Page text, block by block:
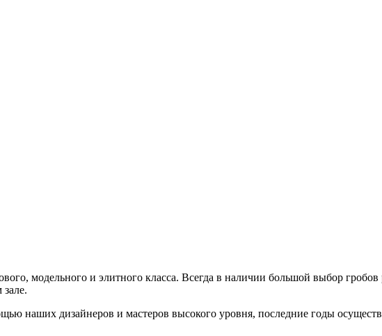
модельного и элитного класса. Всегда в наличии большой выбор
наших дизайнеров и мастеров высокого уровня, последние годы